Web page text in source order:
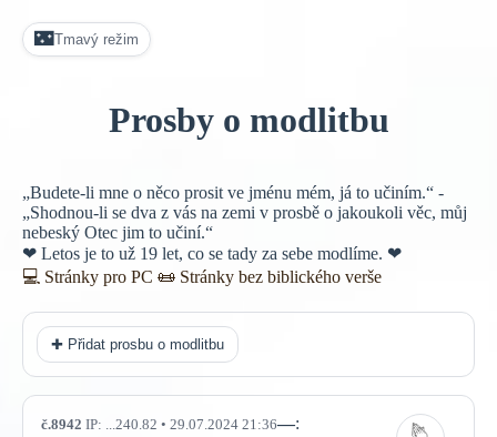
🌃Tmavý režim
Prosby o modlitbu
„Budete-li mne o něco prosit ve jménu mém, já to učiním.“ -
„Shodnou-li se dva z vás na zemi v prosbě o jakoukoli věc, můj
nebeský Otec jim to učiní.“
❤ Letos je to už 19 let, co se tady za sebe modlíme. ❤
💻 Stránky pro PC 📜 Stránky bez biblického verše
✚ Přidat prosbu o modlitbu
č.8942 IP: ...240.82 • 29.07.2024 21:36—: